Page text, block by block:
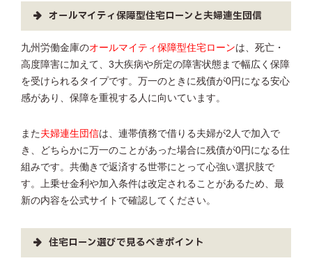
オールマイティ保障型住宅ローンと夫婦連生団信
九州労働金庫のオールマイティ保障型住宅ローンは、死亡・
高度障害に加えて、3大疾病や所定の障害状態まで幅広く保障
を受けられるタイプです。万一のときに残債が0円になる安心
感があり、保障を重視する人に向いています。
また 夫婦連生団信は、連帯債務で借りる夫婦が2人で加入で
き、どちらかに万一のことがあった場合に残債が0円になる仕
組みです。共働きで返済する世帯にとって心強い選択肢で
す。上乗せ金利や加入条件は改定されることがあるため、最
新の内容を公式サイトで確認してください。
住宅ローン選びで見るべきポイント